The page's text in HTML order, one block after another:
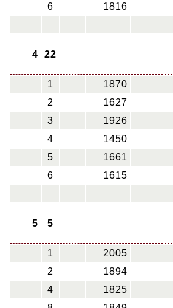
6
1816
4 22
1 1870
2
1627
3
1926
4
1450
5
1661
6
1615
5 5
1 2005
2
1894
4
1825